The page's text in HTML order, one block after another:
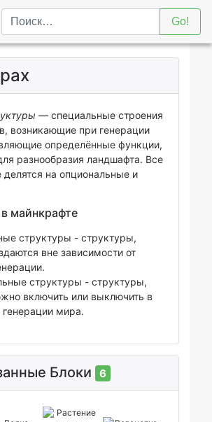
Go!
— специальные строения
возникающие при генерации
определённые функции,
разнообразия ландшафта. Все
делятся на опциональные и
майнкрафте
структуры - структуры,
вне зависимости от
структуры - структуры,
включить или выключить в
генерации мира.
Блоки 6